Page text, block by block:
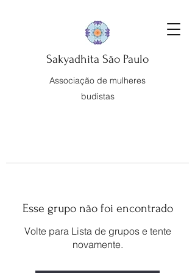
Sakyadhita São Paulo
Associação de mulheres
budistas
Esse grupo não foi encontrado
Volte para Lista de grupos e tente
novamente.